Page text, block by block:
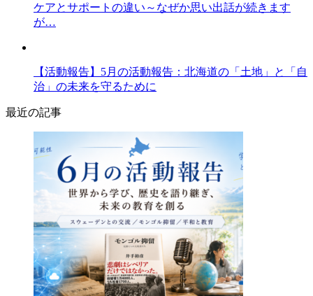
ケアとサポートの違い～なぜか思い出話が続きます
が…
【活動報告】5月の活動報告：北海道の「土地」と「自
治」の未来を守るために
最近の記事